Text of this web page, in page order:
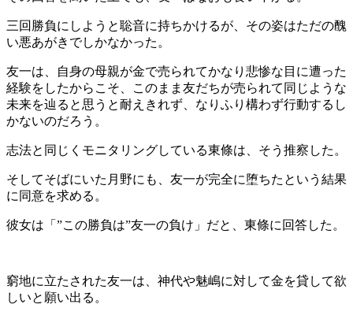
三回勝負にしようと聡音に持ちかけるが、その姿はただの醜
い悪あがきでしかなかった。
友一は、自身の母親が金で売られてかなり悲惨な目に遭った
経験をしたからこそ、このまま友だちが売られて同じような
未来を辿ると思うと耐えきれず、なりふり構わず行動するし
かないのだろう。
志法と同じくモニタリングしている東條は、そう推察した。
そしてそばにいた月野にも、友一が完全に堕ちたという結果
に同意を求める。
彼女は「”この勝負は”友一の負け」だと、東條に回答した。
窮地に立たされた友一は、神代や魅嶋に対して金を貸して欲
しいと願い出る。